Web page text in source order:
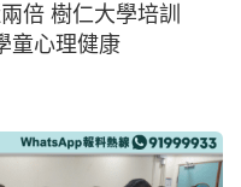
倍 樹仁大學培訓
童心理健康